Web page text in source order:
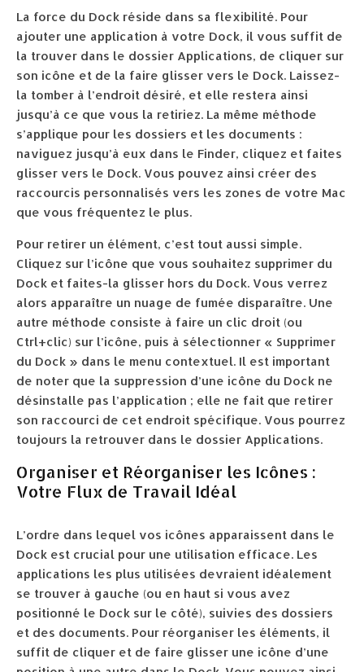
La force du Dock réside dans sa flexibilité. Pour
ajouter une application à votre Dock, il vous suffit de
la trouver dans le dossier Applications, de cliquer sur
son icône et de la faire glisser vers le Dock. Laissez-
la tomber à l’endroit désiré, et elle restera ainsi
jusqu’à ce que vous la retiriez. La même méthode
s’applique pour les dossiers et les documents :
naviguez jusqu’à eux dans le Finder, cliquez et faites
glisser vers le Dock. Vous pouvez ainsi créer des
raccourcis personnalisés vers les zones de votre Mac
que vous fréquentez le plus.
Pour retirer un élément, c’est tout aussi simple.
Cliquez sur l’icône que vous souhaitez supprimer du
Dock et faites-la glisser hors du Dock. Vous verrez
alors apparaître un nuage de fumée disparaître. Une
autre méthode consiste à faire un clic droit (ou
Ctrl+clic) sur l’icône, puis à sélectionner « Supprimer
du Dock » dans le menu contextuel. Il est important
de noter que la suppression d’une icône du Dock ne
désinstalle pas l’application ; elle ne fait que retirer
son raccourci de cet endroit spécifique. Vous pourrez
toujours la retrouver dans le dossier Applications.
Organiser et Réorganiser les Icônes :
Votre Flux de Travail Idéal
L’ordre dans lequel vos icônes apparaissent dans le
Dock est crucial pour une utilisation efficace. Les
applications les plus utilisées devraient idéalement
se trouver à gauche (ou en haut si vous avez
positionné le Dock sur le côté), suivies des dossiers
et des documents. Pour réorganiser les éléments, il
suffit de cliquer et de faire glisser une icône d’une